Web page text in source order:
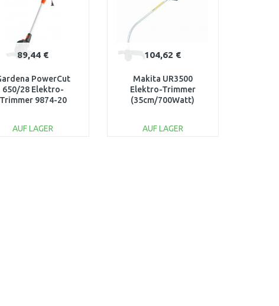
89,44 €
PowerCut
650/28 Elektro-
Trimmer 9874-20
AUF LAGER
104,62 €
Makita UR3500
Elektro-Trimmer
(35cm/700Watt)
AUF LAGER